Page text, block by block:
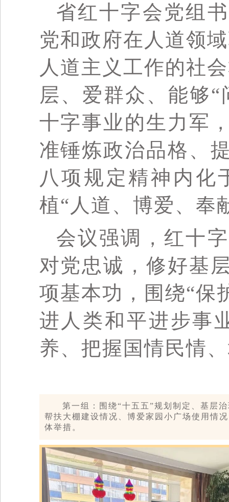
省红十字会党组
党和政府在人道领
人道主义工作的社
层、爱群众、能够
十字事业的生力军
准锤炼政治品格、
八项规定精神内化
植“人道、博爱、奉
会议强调，红十
对党忠诚，修好基
项基本功，围绕“保
进人类和平进步事
养、把握国情民情
第一组：围绕“十五五”规划制定、基层
帮扶大棚建设情况、博爱家园小广场使用情
体举措。